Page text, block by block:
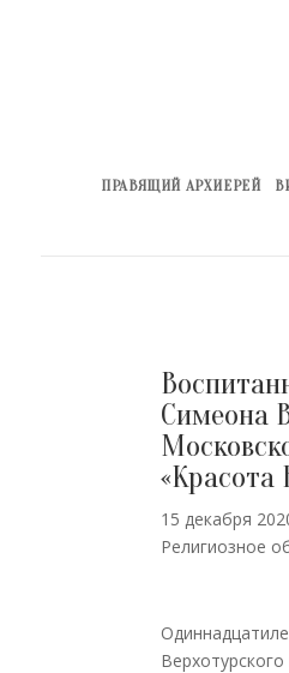
ПРАВЯЩИЙ АРХИЕРЕЙ
Симеона
«Красота
15 декабря
Религиозное